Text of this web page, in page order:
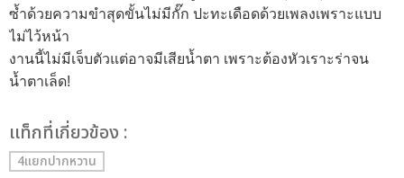
ซ้ำด้วยความขำสุดขั้นไม่มีกั๊ก ปะทะเดือดด้วยเพลงเพราะแบบ
ไม่ไว้หน้า
งานนี้ไม่มีเจ็บตัวแต่อาจมีเสียน้ำตา เพราะต้องหัวเราะร่าจน
น้ำตาเล็ด!
เเท็กที่เกี่ยวข้อง :
4แยกปากหวาน